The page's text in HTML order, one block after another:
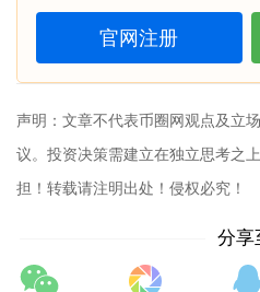
官网注册
声明：文章不代表币圈网观点及立
议。投资决策需建立在独立思考之
担！转载请注明出处！侵权必究！
分享